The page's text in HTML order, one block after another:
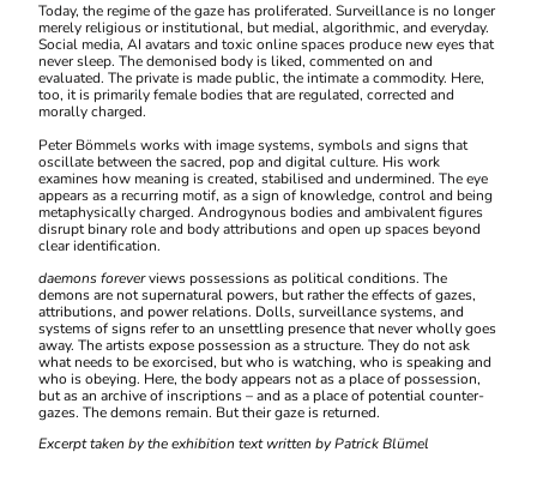
Today, the regime of the gaze has proliferated. Surveillance is no longer
merely religious or institutional, but medial, algorithmic, and everyday.
Social media, AI avatars and toxic online spaces produce new eyes that
never sleep. The demonised body is liked, commented on and
evaluated. The private is made public, the intimate a commodity. Here,
too, it is primarily female bodies that are regulated, corrected and
morally charged.
Peter Bömmels works with image systems, symbols and signs that
oscillate between the sacred, pop and digital culture. His work
examines how meaning is created, stabilised and undermined. The eye
appears as a recurring motif, as a sign of knowledge, control and being
metaphysically charged. Androgynous bodies and ambivalent figures
disrupt binary role and body attributions and open up spaces beyond
clear identification.
daemons foreverviews possessions as political conditions. The
demons are not supernatural powers, but rather the effects of gazes,
attributions, and power relations. Dolls, surveillance systems, and
systems of signs refer to an unsettling presence that never wholly goes
away. The artists expose possession as a structure. They do not ask
what needs to be exorcised, but who is watching, who is speaking and
who is obeying. Here, the body appears not as a place of possession,
but as an archive of inscriptions – and as a place of potential counter-
gazes. The demons remain. But their gaze is returned.
Excerpt taken by the exhibition text written by Patrick Blümel